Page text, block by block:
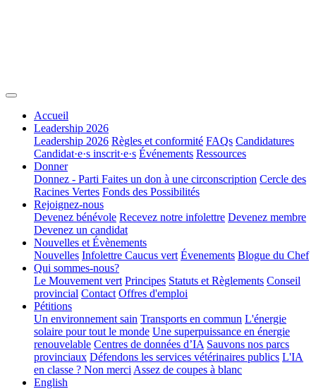
Accueil
Leadership 2026
Leadership 2026 Règles et conformité FAQs Candidatures
Candidat·e·s inscrit·e·s Événements Ressources
Donner
Donnez - Parti Faites un don à une circonscription Cercle des
Racines Vertes Fonds des Possibilités
Rejoignez-nous
Devenez bénévole Recevez notre infolettre Devenez membre
Devenez un candidat
Nouvelles et Évènements
Nouvelles Infolettre Caucus vert Évenements Blogue du Chef
Qui sommes-nous?
Le Mouvement vert Principes Statuts et Règlements Conseil
provincial Contact Offres d'emploi
Pétitions
Un environnement sain Transports en commun L'énergie
solaire pour tout le monde Une superpuissance en énergie
renouvelable Centres de données d’IA Sauvons nos parcs
provinciaux Défendons les services vétérinaires publics L'IA
en classe ? Non merci Assez de coupes à blanc
English